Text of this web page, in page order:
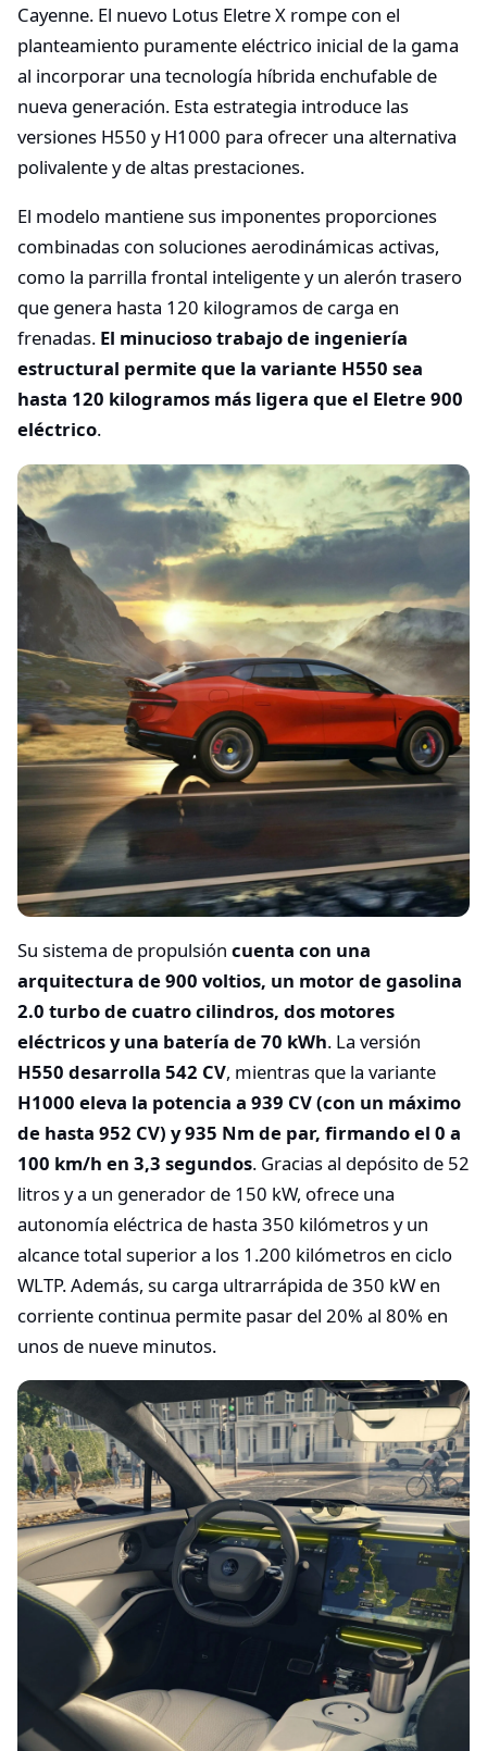
Cayenne. El nuevo Lotus Eletre X rompe con el
planteamiento puramente eléctrico inicial de la gama
al incorporar una tecnología híbrida enchufable de
nueva generación. Esta estrategia introduce las
versiones H550 y H1000 para ofrecer una alternativa
polivalente y de altas prestaciones.
El modelo mantiene sus imponentes proporciones
combinadas con soluciones aerodinámicas activas,
como la parrilla frontal inteligente y un alerón trasero
que genera hasta 120 kilogramos de carga en
frenadas. El minucioso trabajo de ingeniería
estructural permite que la variante H550 sea
hasta 120 kilogramos más ligera que el Eletre 900
eléctrico.
Su sistema de propulsión cuenta con una
arquitectura de 900 voltios, un motor de gasolina
2.0 turbo de cuatro cilindros, dos motores
eléctricos y una batería de 70 kWh. La versión
H550 desarrolla 542 CV, mientras que la variante
H1000 eleva la potencia a 939 CV (con un máximo
de hasta 952 CV) y 935 Nm de par, firmando el 0 a
100 km/h en 3,3 segundos. Gracias al depósito de 52
litros y a un generador de 150 kW, ofrece una
autonomía eléctrica de hasta 350 kilómetros y un
alcance total superior a los 1.200 kilómetros en ciclo
WLTP. Además, su carga ultrarrápida de 350 kW en
corriente continua permite pasar del 20% al 80% en
unos de nueve minutos.